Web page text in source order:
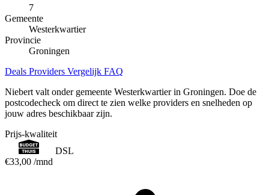
7
Gemeente
Westerkwartier
Provincie
Groningen
Deals Providers Vergelijk FAQ
Niebert valt onder gemeente Westerkwartier in Groningen. Doe de
postcodecheck om direct te zien welke providers en snelheden op
jouw adres beschikbaar zijn.
Prijs-kwaliteit
DSL
€33,00 /mnd